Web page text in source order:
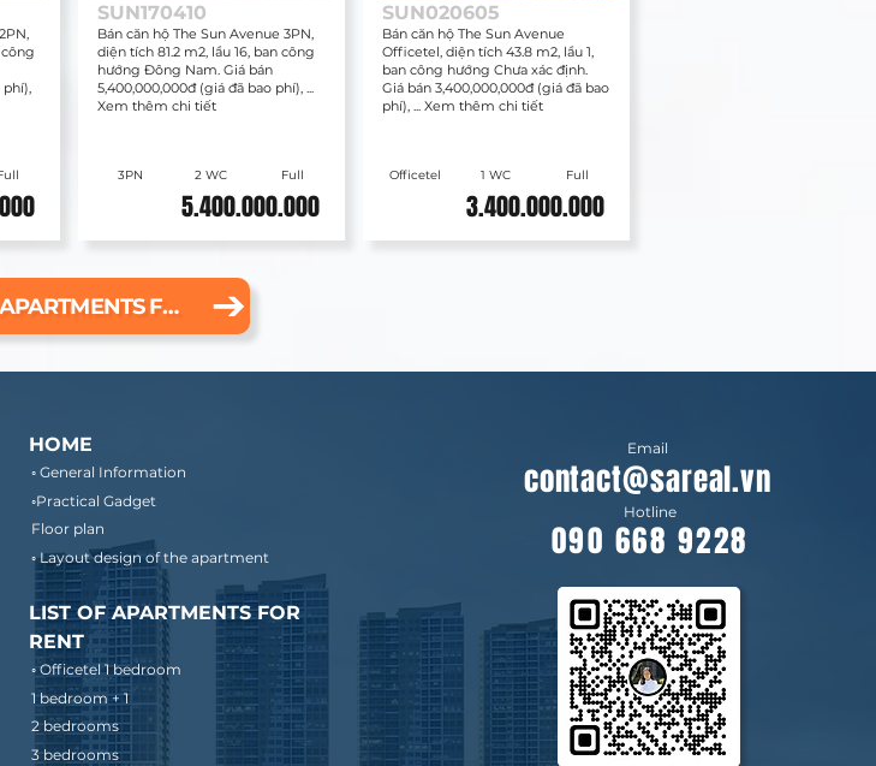
phí),
Bán căn hộ The Sun Avenue 3PN,
diện tích 81.2 m2, lầu 16, ban công
hướng Đông Nam. Giá bán
5,400,000,000đ (giá đã bao phí), ...
Xem thêm chi tiết
SUN170410
3PN 2 WC Full
5.400.000.000
Bán căn hộ The Sun Avenue
Officetel, diện tích 43.8 m2, lầu 1,
ban công hướng Chưa xác định.
Giá bán 3,400,000,000đ (giá đã bao
phí), ... Xem thêm chi tiết
SUN020605
Officetel 1 WC Full
3.400.000.000
SEE MORE APARTMENTS FOR RENT
HOME
◦ General Information
◦Practical Gadget
Floor plan
◦ Layout design of the apartment
LIST OF APARTMENTS FOR
RENT
◦ Officetel 1 bedroom
1 bedroom + 1
2 bedrooms
3 bedrooms
Email
contact@sareal.vn
Hotline
090 668 9228